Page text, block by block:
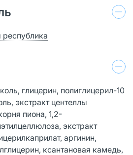
республика
глицерин, полиглицерил-10
экстракт центеллы
пиона, 1,2-
экстракт
аргинин,
ксантановая камедь,